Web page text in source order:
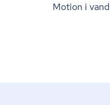
Motion i vand